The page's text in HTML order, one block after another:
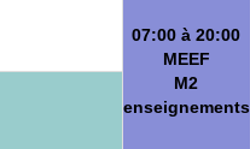
07:00 à 20:00
MEEF
M2
enseignements